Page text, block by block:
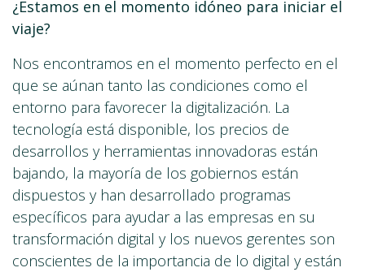
¿Estamos en el momento idóneo para iniciar el
viaje?
Nos encontramos en el momento perfecto en el
que se aúnan tanto las condiciones como el
entorno para favorecer la digitalización. La
tecnología está disponible, los precios de
desarrollos y herramientas innovadoras están
bajando, la mayoría de los gobiernos están
dispuestos y han desarrollado programas
específicos para ayudar a las empresas en su
transformación digital y los nuevos gerentes son
conscientes de la importancia de lo digital y están